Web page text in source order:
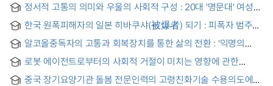
정서적 고통의 의미와 우울의 사회적 구성 : 20대 '명문대' 여성의
정서적 고통과 우울증 경험에 대한 분석
한국 원폭피해자의 일본 히바쿠샤(被爆者) 되기 : 피폭자 범주의
경계 설정과 통제에서 과학·정치·관료제의 상호작용
알코올중독자의 고통과 회복장치를 통한 삶의 전환 : '익명의
알코올중독자들(AA)'을 중심으로 = Social Suffering of
Alcoholics and Conversion of the Life through Restorative
Dispositif
로봇 에이전트로부터의 사회적 거절이 미치는 영향에 관한
신경과학적 기전 연구 : 자율성 및 의도성을 중심으로
중국 장기요양기관 돌봄 전문인력의 고령친화기술 수용의도에